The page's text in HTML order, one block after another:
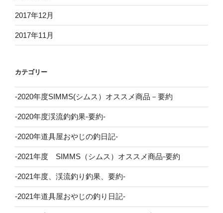
2017年12月
2017年11月
カテゴリー
-2020年度SIMMS(シムス）オススメ商品－要約
-2020年度渓流釣釣果-要約-
-2020年道具屋おやじの釣日記-
-2021年度 SIMMS（シムス）オススメ商品-要約
-2021年度、渓流釣り釣果、要約-
-2021年道具屋おやじの釣り日記-